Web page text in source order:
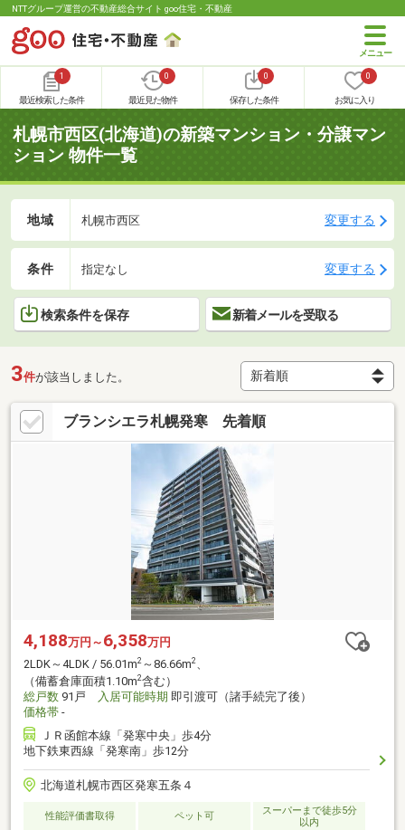
NTTグループ運営の不動産総合サイト goo住宅・不動産
1
最近検索した条件
0
最近見た物件
0
保存した条件
0
お気に入り
札幌市西区(北海道)の新築マンション・分譲マン
ション 物件一覧
地域 札幌市西区 変更する
条件 指定なし 変更する
検索条件を保存 新着メールを受取る
3件が該当しました。
ブランシエラ札幌発寒 先着順
4,188万円～ 6,358万円
2LDK～4LDK / 56.01m2 ～86.66m2、
（備蓄倉庫面積1.10m2含む）
総戸数 91戸 入居可能時期 即引渡可（諸手続完了後）
価格帯 -
ＪＲ函館本線「発寒中央」歩4分
地下鉄東西線「発寒南」歩12分
北海道札幌市西区発寒五条４
性能評価書取得 ペット可
スーパーまで徒歩5分
以内